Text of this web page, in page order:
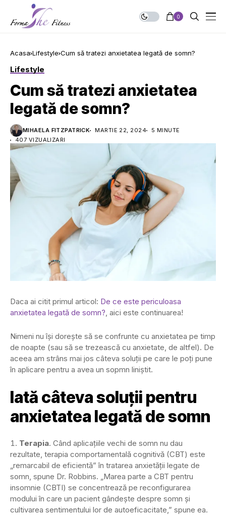
0
Acasa Lifestyle Cum să tratezi anxietatea legată de somn?
Lifestyle
Cum să tratezi anxietatea
legată de somn?
MIHAELA FITZPATRICK MARTIE 22, 2024
5 MINUTE
407 VIZUALIZARI
Daca ai citit primul articol: De ce este periculoasa
anxietatea legată de somn? , aici este continuarea!
Nimeni nu își dorește să se confrunte cu anxietatea pe timp
de noapte (sau să se trezească cu anxietate, de altfel). De
aceea am strâns mai jos câteva soluții pe care le poți pune
în aplicare pentru a avea un sopmn liniștit.
Iată câteva soluții pentru
anxietatea legată de somn
Terapia. Când aplicațiile vechi de somn nu dau
rezultate, terapia comportamentală cognitivă (CBT) este
„remarcabil de eficientă” în tratarea anxietății legate de
somn, spune Dr. Robbins. „Marea parte a CBT pentru
insomnie (CBTI) se concentrează pe reconfigurarea
modului în care un pacient gândește despre somn și
cultivarea sentimentului lor de autoeficacitate,” spune ea.